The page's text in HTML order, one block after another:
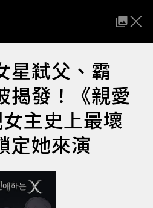
星弒父、霸
揭發！《親愛
主史上最壞
定她來演